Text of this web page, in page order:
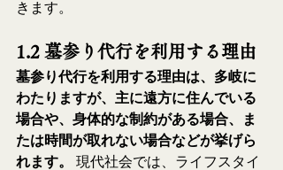
きます。
1.2 墓参り代行を利用する理由
墓参り代行を利用する理由は、多岐に
わたりますが、主に遠方に住んでいる
場合や、身体的な制約がある場合、ま
たは時間が取れない場合などが挙げら
れます。
現代社会では、ライフスタイ